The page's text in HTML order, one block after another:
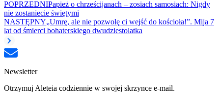
POPRZEDNIPapież o chrześcijanach – zosiach samosiach: Nigdy
nie zostaniecie świętymi
NASTĘPNY„Umrę, ale nie pozwolę ci wejść do kościoła!”. Mija 7
lat od śmierci bohaterskiego dwudziestolatka
Newsletter
Otrzymuj Aleteia codziennie w swojej skrzynce e-mail.